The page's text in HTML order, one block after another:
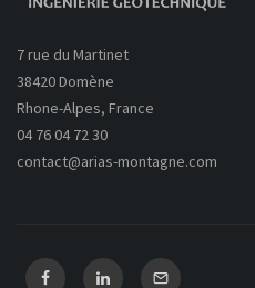
7 rue du Martinet
38420 Domène
Rhone-Alpes, France
04 76 04 72 30
contact@arias-montagne.com